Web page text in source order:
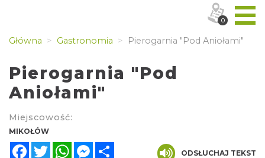
Główna Gastronomia Pierogarnia "Pod Aniołami"
Pierogarnia "Pod
Aniołami"
Miejscowość:
MIKOŁÓW
FacebookTwitterWhatsAppMessenger
ODSŁUCHAJ TEKST
0